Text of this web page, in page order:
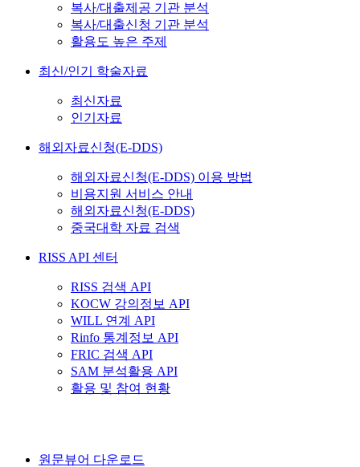
복사/대출제공 기관 분석
복사/대출신청 기관 분석
활용도 높은 주제
최신/인기 학술자료
최신자료
인기자료
해외자료신청(E-DDS)
해외자료신청(E-DDS) 이용 방법
비용지원 서비스 안내
해외자료신청(E-DDS)
중국대학 자료 검색
RISS API 센터
RISS 검색 API
KOCW 강의정보 API
WILL 연계 API
Rinfo 통계정보 API
FRIC 검색 API
SAM 분석활용 API
활용 및 참여 현황
원문뷰어 다운로드